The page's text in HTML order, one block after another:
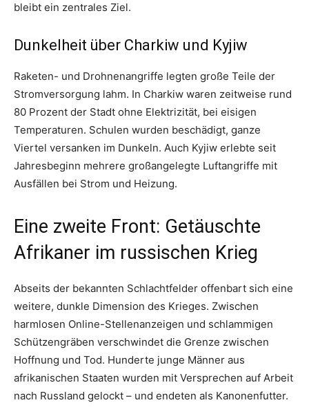
bleibt ein zentrales Ziel.
Dunkelheit über Charkiw und Kyjiw
Raketen- und Drohnenangriffe legten große Teile der
Stromversorgung lahm. In Charkiw waren zeitweise rund
80 Prozent der Stadt ohne Elektrizität, bei eisigen
Temperaturen. Schulen wurden beschädigt, ganze
Viertel versanken im Dunkeln. Auch Kyjiw erlebte seit
Jahresbeginn mehrere großangelegte Luftangriffe mit
Ausfällen bei Strom und Heizung.
Eine zweite Front: Getäuschte
Afrikaner im russischen Krieg
Abseits der bekannten Schlachtfelder offenbart sich eine
weitere, dunkle Dimension des Krieges. Zwischen
harmlosen Online-Stellenanzeigen und schlammigen
Schützengräben verschwindet die Grenze zwischen
Hoffnung und Tod. Hunderte junge Männer aus
afrikanischen Staaten wurden mit Versprechen auf Arbeit
nach Russland gelockt – und endeten als Kanonenfutter.